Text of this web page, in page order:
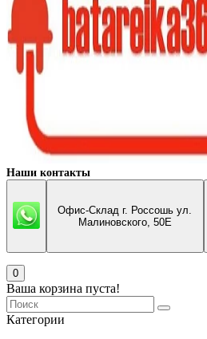
Наши контакты
Офис-Склад г. Россошь ул.
Малиновского, 50Е
0
Ваша корзина пуста!
Категории